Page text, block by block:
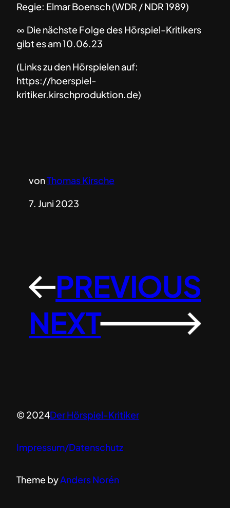
Regie: Elmar Boensch (WDR / NDR 1989)
∞ Die nächste Folge des Hörspiel-Kritikers
gibt es am 10.06.23
(Links zu den Hörspielen auf:
https://hoerspiel-
kritiker.kirschproduktion.de)
vonThomas Kirsche
7. Juni 2023
←PREVIOUS
NEXT
→
© 2024Der Hörspiel-Kritiker
Impressum/Datenschutz
Theme byAnders Norén